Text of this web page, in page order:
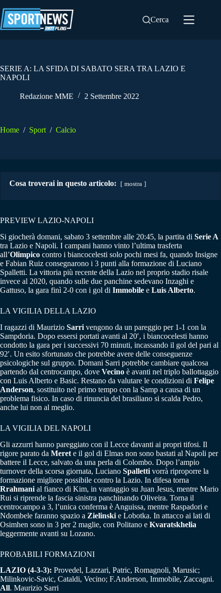
al
contenuto
Cerca
SERIE A: LA SFIDA DI SABATO SERA TRA LAZIO E
NAPOLI
Redazione MME 2 Settembre 2022
Home / Sport / Calcio
Cosa troverai in questo articolo: mostra
PREVIEW LAZIO-NAPOLI
Si giocherà domani, sabato 3 settembre alle 20:45, la partita di Serie A
tra Lazio e Napoli. I campani hanno vinto l’ultima trasferta
all’Olimpico contro i biancocelesti solo pochi mesi fa, quando Insigne
e Fabian Ruiz consegnarono i 3 punti alla formazione di Luciano
Spalletti. La vittoria più recente della Lazio nel proprio stadio risale
invece al 2020, quando sulle due panchine sedevano Inzaghi e
Gattuso, la gara finì 2-0 con i gol di Immobile e Luis Alberto.
LA VIGILIA DELLA LAZIO
I ragazzi di Maurizio Sarri vengono da un pareggio per 1-1 con la
Sampdoria. Dopo essersi portati avanti al 20′, i biancocelesti hanno
condotto la gara per i successivi 70 minuti, incassando il gol del pari al
92′. Un esito sfortunato che potrebbe avere delle conseguenze
psicologiche sul gruppo. Domani Sarri potrebbe cambiare qualcosa
partendo dal centrocampo, dove Vecino è avanti nel triplo ballottaggio
con Luis Alberto e Basic. Restano da valutare le condizioni di Felipe
Anderson, sostituito nel primo tempo con la Samp a causa di un
problema fisico. In caso di rinuncia del brasiliano si scalda Pedro,
anche lui non al meglio.
LA VIGILIA DEL NAPOLI
Gli azzurri hanno pareggiato con il Lecce davanti ai propri tifosi. Il
rigore parato da Meret e il gol di Elmas non sono bastati al Napoli per
battere il Lecce, salvato da una perla di Colombo. Dopo l’ampio
turnover della scorsa giornata, Luciano Spalletti vorrà riproporre la
formazione migliore possibile contro la Lazio. In difesa torna
Rrahmani al fianco di Kim, in vantaggio su Juan Jesus, mentre Mario
Rui si riprende la fascia sinistra panchinando Oliveira. Torna il
centrocampo a 3, l’unica conferma è Anguissa, mentre Raspadori e
Ndombele faranno spazio a Zielinski e Lobotka. In attacco ai lati di
Osimhen sono in 3 per 2 maglie, con Politano e Kvaratskhelia
leggermente avanti su Lozano.
PROBABILI FORMAZIONI
LAZIO (4-3-3): Provedel, Lazzari, Patric, Romagnoli, Marusic;
Milinkovic-Savic, Cataldi, Vecino; F.Anderson, Immobile, Zaccagni.
All. Maurizio Sarri